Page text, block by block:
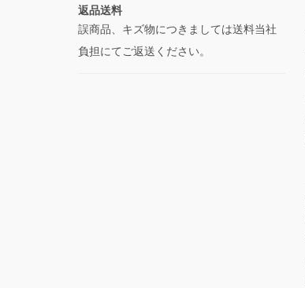
返品送料
誤商品、キズ物につきましては送料当社
負担にてご返送ください。